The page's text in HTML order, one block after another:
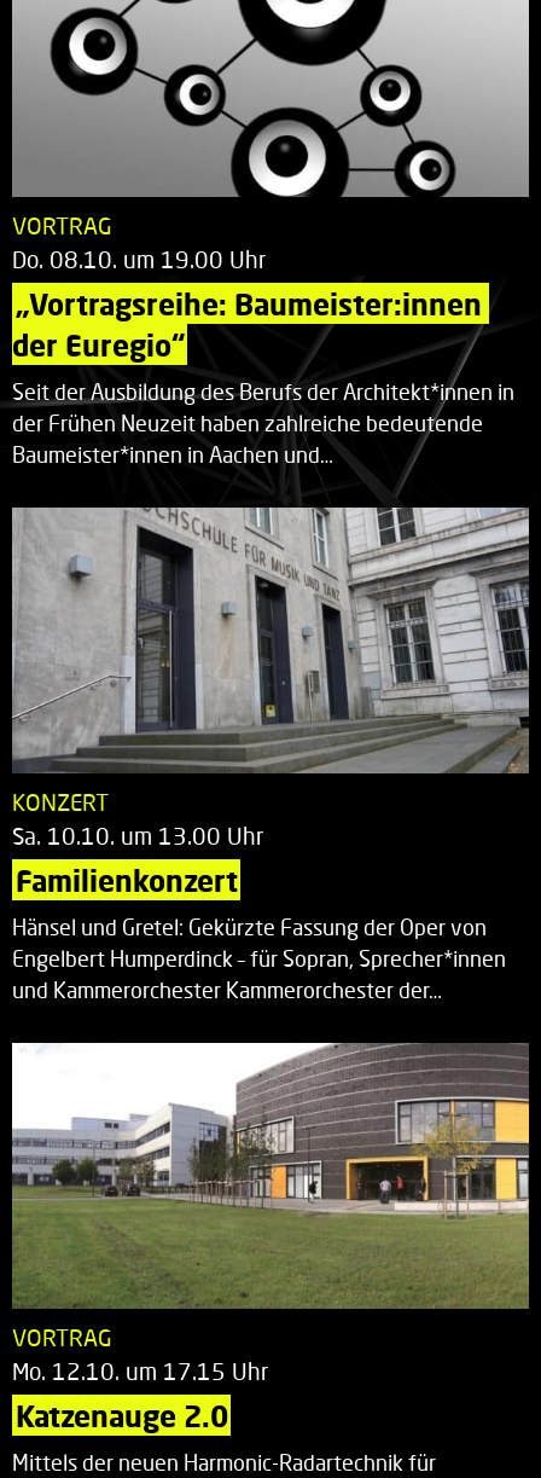
VORTRAG
Do. 08.10. um 19.00 Uhr
„Vortragsreihe: Baumeister:innen
der Euregio“
Seit der Ausbildung des Berufs der Architekt*innen in
der Frühen Neuzeit haben zahlreiche bedeutende
Baumeister*innen in Aachen und…
KONZERT
Sa. 10.10. um 13.00 Uhr
Familienkonzert
Hänsel und Gretel: Gekürzte Fassung der Oper von
Engelbert Humperdinck – für Sopran, Sprecher*innen
und Kammerorchester Kammerorchester der…
VORTRAG
Mo. 12.10. um 17.15 Uhr
Katzenauge 2.0
Mittels der neuen Harmonic-Radartechnik für